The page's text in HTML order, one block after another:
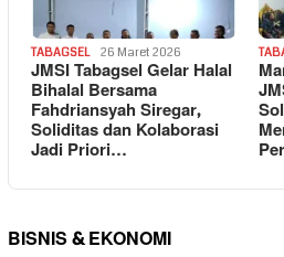
TABAGSEL 26 Maret 2026
JMSI Tabagsel Gelar Halal
Bihalal Bersama
Fahdriansyah Siregar,
Soliditas dan Kolaborasi
Jadi Priori…
BISNIS & EKONOMI